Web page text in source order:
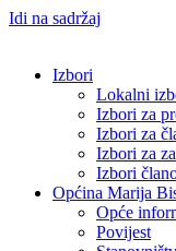
Idi na sadržaj
Izbori
Lokalni
Izbori za
Izbori za
Izbori za
Izbori
Općina Marija
Opće
Povijest